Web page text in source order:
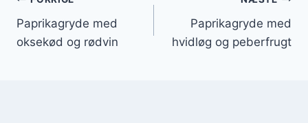
Paprikagryde med
oksekød og rødvin
Paprikagryde med
hvidløg og peberfrugt